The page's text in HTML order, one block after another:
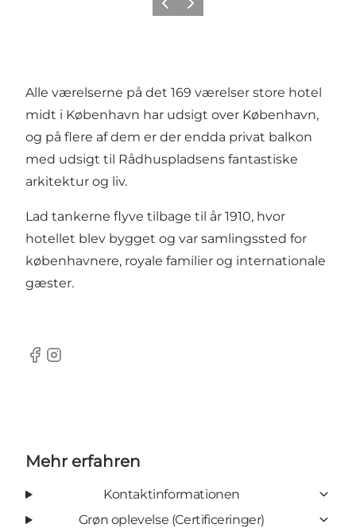
ZurückWeiter
Alle værelserne på det 169 værelser store hotel
midt i København har udsigt over København,
og på flere af dem er der endda privat balkon
med udsigt til Rådhuspladsens fantastiske
arkitektur og liv.
Lad tankerne flyve tilbage til år 1910, hvor
hotellet blev bygget og var samlingssted for
københavnere, royale familier og internationale
gæster.
Facebook
Instagram
Mehr erfahren
Kontaktinformationen
Grøn oplevelse (Certificeringer)